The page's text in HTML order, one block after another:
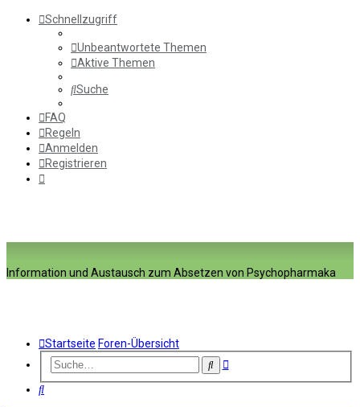
Schnellzugriff
Unbeantwortete Themen
Aktive Themen
Suche
FAQ
Regeln
Anmelden
Registrieren
Information und Austausch zum Absetzen von Psychopharmaka
Startseite Foren-Übersicht
SucheErweiterte
Suche